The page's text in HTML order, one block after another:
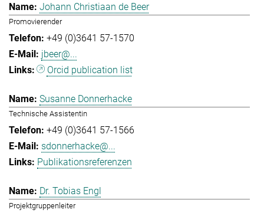
Johann Christiaan de Beer
Promovierender
+49 (0)3641 57-1570
jbeer@...
Orcid publication list
Susanne Donnerhacke
Technische Assistentin
+49 (0)3641 57-1566
sdonnerhacke@...
Publikationsreferenzen
Dr. Tobias Engl
Projektgruppenleiter